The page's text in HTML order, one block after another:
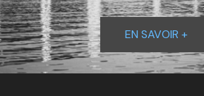
EN SAVOIR +